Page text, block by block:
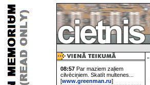
08:57 Par maziem zaļiem
cilvēciņiem. Skatīt multenes...
[www.greenman.ru]